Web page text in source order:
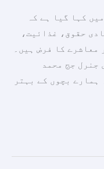
کہا گیا ہے کہ
حقوق، غذائیت،
معاشرے کا فرض ہیں۔
جنرل جج محمد
ہمارے بچوں کے بہتر